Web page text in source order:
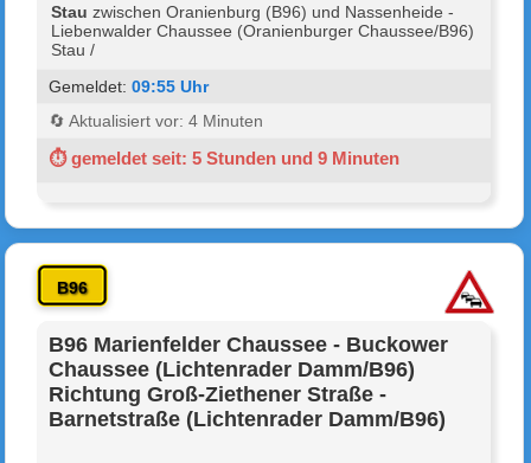
Stau zwischen Oranienburg (B96) und Nassenheide -
Liebenwalder Chaussee (Oranienburger Chaussee/B96)
Stau /
Gemeldet:09:55 Uhr
🔄 Aktualisiert vor: 4 Minuten
⏱ gemeldet seit: 5 Stunden und 9 Minuten
B96
B96 Marienfelder Chaussee - Buckower
Chaussee (Lichtenrader Damm/B96)
Richtung Groß-Ziethener Straße -
Barnetstraße (Lichtenrader Damm/B96)